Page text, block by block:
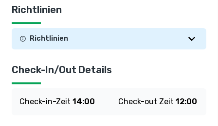
Richtlinien
Richtlinien
Check-In/Out Details
Check-in-Zeit 14:00 Check-out Zeit 12:00